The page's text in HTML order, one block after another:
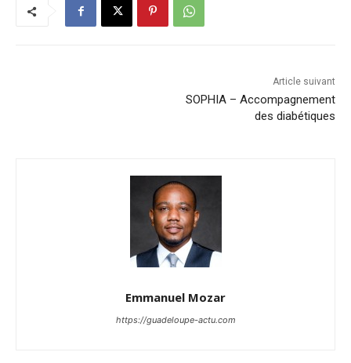
Article suivant
SOPHIA – Accompagnement
des diabétiques
Emmanuel Mozar
https://guadeloupe-actu.com